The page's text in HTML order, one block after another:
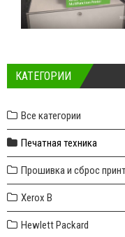
КАТЕГОРИИ
Все категории
Печатная техника
Прошивка и сброс
Xerox B
Hewlett Packard